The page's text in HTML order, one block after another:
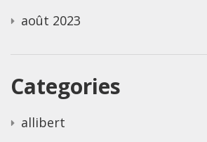
août 2023
Categories
allibert